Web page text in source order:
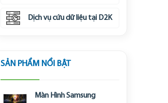
Dịch vụ cứu dữ liệu tại D2K
SẢN PHẨM NỔI BẬT
Màn Hình Samsung